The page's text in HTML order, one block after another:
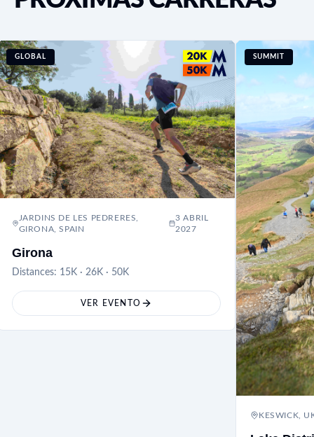
GLOBAL
JARDINS DE LES PEDRERES,
GIRONA, SPAIN
3 ABRIL
2027
Girona
Distances: 15K · 26K · 50K
VER EVENTO
SUMMIT
KESWICK,